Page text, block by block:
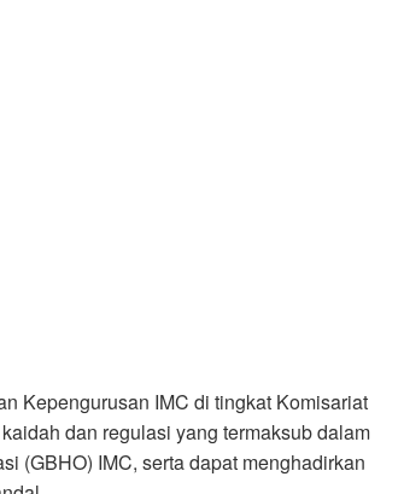
Kepengurusan IMC di tingkat Komisariat
dan regulasi yang termaksub dalam
(GBHO) IMC, serta dapat menghadirkan